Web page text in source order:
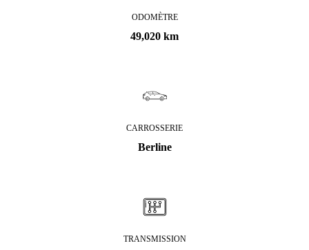
ODOMÈTRE
49,020 km
CARROSSERIE
Berline
TRANSMISSION